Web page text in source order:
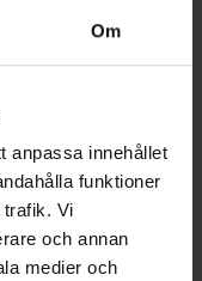
Om
anpassa innehållet
funktioner
Vi
och annan
medier och
mot